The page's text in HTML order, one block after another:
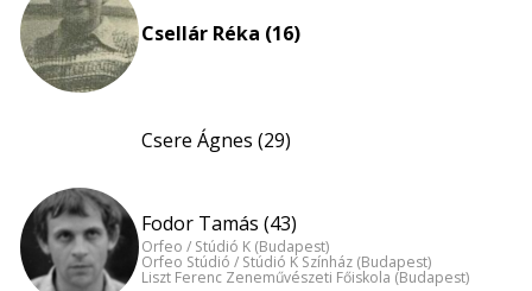
Csellár Réka (16)
Csere Ágnes (29)
Fodor Tamás (43)
Orfeo / Stúdió K (Budapest)
Orfeo Stúdió / Stúdió K Színház (Budapest)
Liszt Ferenc Zeneművészeti Főiskola (Budapest)